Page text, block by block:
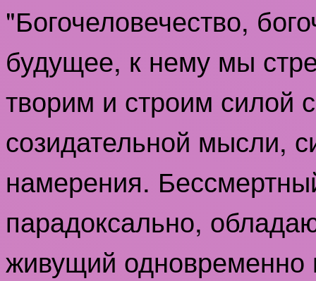
"Богочеловечество,
будущее, к нему мы
творим и строим силой
созидательной мысли,
намерения.
парадоксально,
живущий одновременно